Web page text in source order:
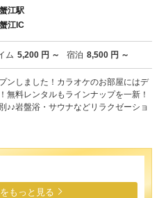
蟹江駅
蟹江IC
ム 5,200 円 ～ 宿泊 8,500 円 ～
ンしました！カラオケのお部屋にはデ
無料レンタルもラインナップを一新！
♪♪岩盤浴・サウナなどリラクゼーショ
もっと見る